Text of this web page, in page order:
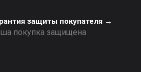
защиты покупателя →
покупка защищена